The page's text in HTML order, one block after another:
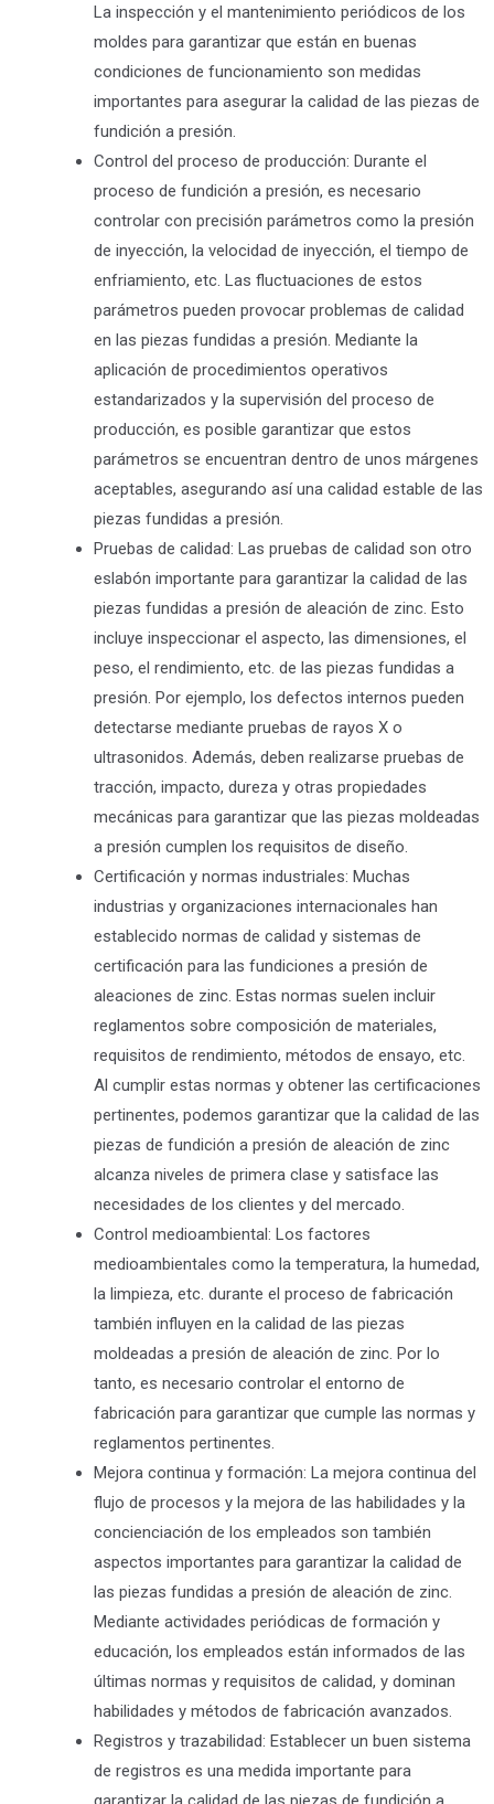
La inspección y el mantenimiento periódicos de los
moldes para garantizar que están en buenas
condiciones de funcionamiento son medidas
importantes para asegurar la calidad de las piezas de
fundición a presión.
Control del proceso de producción: Durante el
proceso de fundición a presión, es necesario
controlar con precisión parámetros como la presión
de inyección, la velocidad de inyección, el tiempo de
enfriamiento, etc. Las fluctuaciones de estos
parámetros pueden provocar problemas de calidad
en las piezas fundidas a presión. Mediante la
aplicación de procedimientos operativos
estandarizados y la supervisión del proceso de
producción, es posible garantizar que estos
parámetros se encuentran dentro de unos márgenes
aceptables, asegurando así una calidad estable de las
piezas fundidas a presión.
Pruebas de calidad: Las pruebas de calidad son otro
eslabón importante para garantizar la calidad de las
piezas fundidas a presión de aleación de zinc. Esto
incluye inspeccionar el aspecto, las dimensiones, el
peso, el rendimiento, etc. de las piezas fundidas a
presión. Por ejemplo, los defectos internos pueden
detectarse mediante pruebas de rayos X o
ultrasonidos. Además, deben realizarse pruebas de
tracción, impacto, dureza y otras propiedades
mecánicas para garantizar que las piezas moldeadas
a presión cumplen los requisitos de diseño.
Certificación y normas industriales: Muchas
industrias y organizaciones internacionales han
establecido normas de calidad y sistemas de
certificación para las fundiciones a presión de
aleaciones de zinc. Estas normas suelen incluir
reglamentos sobre composición de materiales,
requisitos de rendimiento, métodos de ensayo, etc.
Al cumplir estas normas y obtener las certificaciones
pertinentes, podemos garantizar que la calidad de las
piezas de fundición a presión de aleación de zinc
alcanza niveles de primera clase y satisface las
necesidades de los clientes y del mercado.
Control medioambiental: Los factores
medioambientales como la temperatura, la humedad,
la limpieza, etc. durante el proceso de fabricación
también influyen en la calidad de las piezas
moldeadas a presión de aleación de zinc. Por lo
tanto, es necesario controlar el entorno de
fabricación para garantizar que cumple las normas y
reglamentos pertinentes.
Mejora continua y formación: La mejora continua del
flujo de procesos y la mejora de las habilidades y la
concienciación de los empleados son también
aspectos importantes para garantizar la calidad de
las piezas fundidas a presión de aleación de zinc.
Mediante actividades periódicas de formación y
educación, los empleados están informados de las
últimas normas y requisitos de calidad, y dominan
habilidades y métodos de fabricación avanzados.
Registros y trazabilidad: Establecer un buen sistema
de registros es una medida importante para